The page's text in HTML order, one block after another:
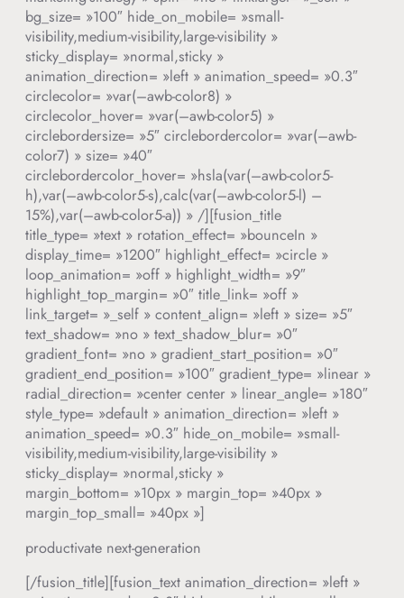
bg_size= »100″ hide_on_mobile= »small-
visibility,medium-visibility,large-visibility »
sticky_display= »normal,sticky »
animation_direction= »left » animation_speed= »0.3″
circlecolor= »var(–awb-color8) »
circlecolor_hover= »var(–awb-color5) »
circlebordersize= »5″ circlebordercolor= »var(–awb-
color7) » size= »40″
circlebordercolor_hover= »hsla(var(–awb-color5-
h),var(–awb-color5-s),calc(var(–awb-color5-l) –
15%),var(–awb-color5-a)) » /][fusion_title
title_type= »text » rotation_effect= »bounceIn »
display_time= »1200″ highlight_effect= »circle »
loop_animation= »off » highlight_width= »9″
highlight_top_margin= »0″ title_link= »off »
link_target= »_self » content_align= »left » size= »5″
text_shadow= »no » text_shadow_blur= »0″
gradient_font= »no » gradient_start_position= »0″
gradient_end_position= »100″ gradient_type= »linear »
radial_direction= »center center » linear_angle= »180″
style_type= »default » animation_direction= »left »
animation_speed= »0.3″ hide_on_mobile= »small-
visibility,medium-visibility,large-visibility »
sticky_display= »normal,sticky »
margin_bottom= »10px » margin_top= »40px »
margin_top_small= »40px »]
productivate next-generation
[/fusion_title][fusion_text animation_direction= »left »